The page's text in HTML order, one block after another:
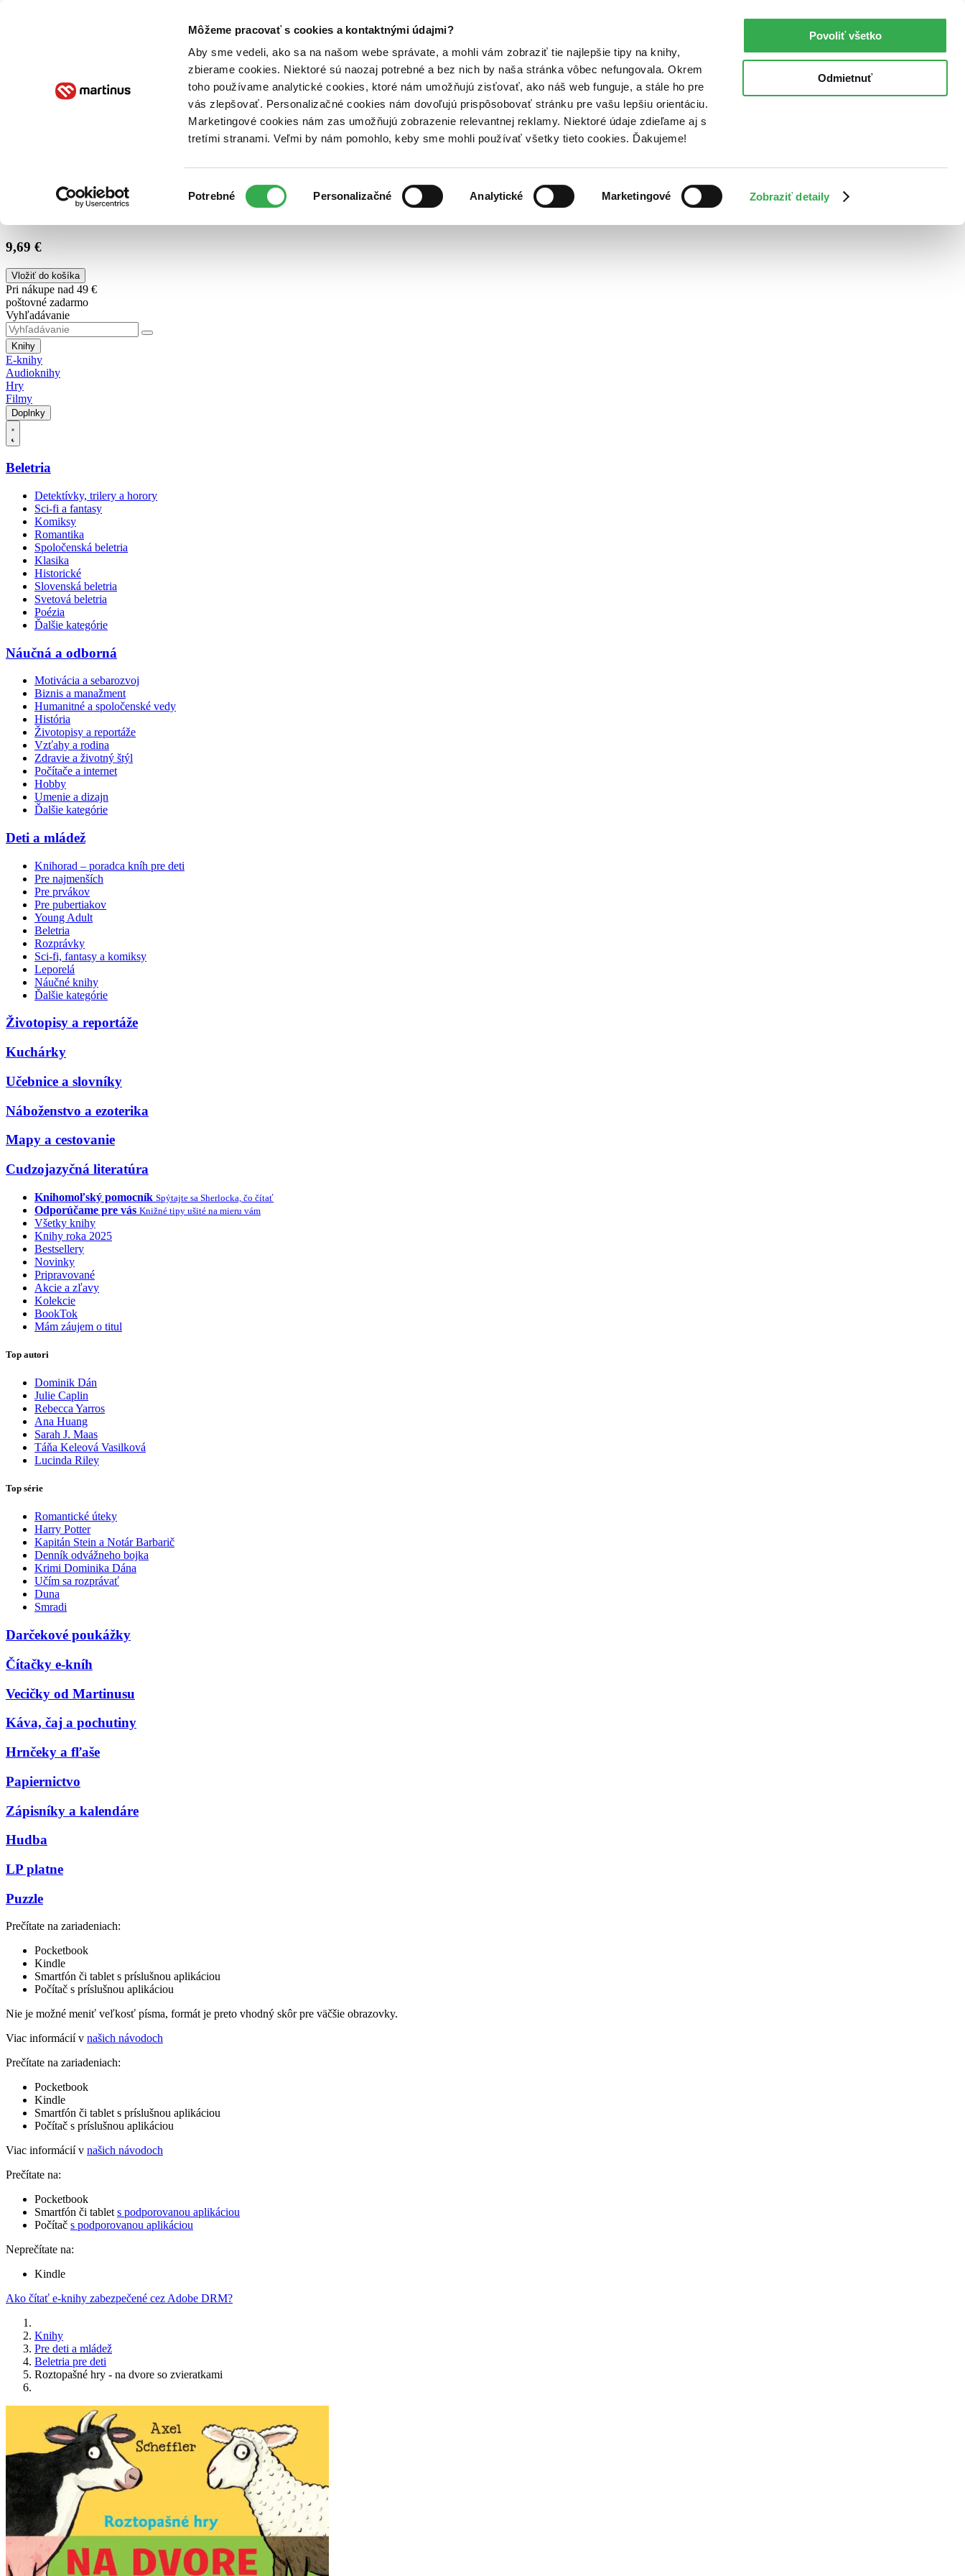
Môžeme pracovať s cookies a kontaktnými údajmi?
Aby sme vedeli, ako sa na našom webe správate, a mohli vám zobraziť tie najlepšie tipy na knihy,
zbierame cookies. Niektoré sú naozaj potrebné a bez nich by naša stránka vôbec nefungovala. Okrem
toho používame analytické cookies, ktoré nám umožňujú zisťovať, ako náš web funguje, a stále ho pre
vás zlepšovať. Personalizačné cookies nám dovoľujú prispôsobovať stránku pre vašu lepšiu orientáciu.
Marketingové cookies nám zas umožňujú zobrazenie relevantnej reklamy. Niektoré údaje zdieľame aj s
tretími stranami. Veľmi by nám pomohlo, keby sme mohli používať všetky tieto cookies. Ďakujeme!
súhlasu
Potrebné Personalizačné Analytické Marketingové Zobraziť detaily
Povoliť všetko
Odmietnuť
Poukážky Kontakt
9,69 €
Vložiť do košíka
Pri nákupe nad 49 €
poštovné zadarmo
Vyhľadávanie
Knihy
E-knihy
Audioknihy
Hry
Filmy
Doplnky
Beletria
Detektívky, trilery a horory
Sci-fi a fantasy
Komiksy
Romantika
Spoločenská beletria
Klasika
Historické
Slovenská beletria
Svetová beletria
Poézia
Ďalšie kategórie
Náučná a odborná
Motivácia a sebarozvoj
Biznis a manažment
Humanitné a spoločenské vedy
História
Životopisy a reportáže
Vzťahy a rodina
Zdravie a životný štýl
Počítače a internet
Hobby
Umenie a dizajn
Ďalšie kategórie
Deti a mládež
Knihorad – poradca kníh pre deti
Pre najmenších
Pre prvákov
Pre pubertiakov
Young Adult
Beletria
Rozprávky
Sci-fi, fantasy a komiksy
Leporelá
Náučné knihy
Ďalšie kategórie
Životopisy a reportáže
Kuchárky
Učebnice a slovníky
Náboženstvo a ezoterika
Mapy a cestovanie
Cudzojazyčná literatúra
Knihomoľský pomocník Spýtajte sa Sherlocka, čo čítať
Odporúčame pre vás Knižné tipy ušité na mieru vám
Všetky knihy
Knihy roka 2025
Bestsellery
Novinky
Pripravované
Akcie a zľavy
Kolekcie
BookTok
Mám záujem o titul
Top autori
Dominik Dán
Julie Caplin
Rebecca Yarros
Ana Huang
Sarah J. Maas
Táňa Keleová Vasilková
Lucinda Riley
Top série
Romantické úteky
Harry Potter
Kapitán Stein a Notár Barbarič
Denník odvážneho bojka
Krimi Dominika Dána
Učím sa rozprávať
Duna
Smradi
Darčekové poukážky
Čítačky e-kníh
Vecičky od Martinusu
Káva, čaj a pochutiny
Hrnčeky a fľaše
Papiernictvo
Zápisníky a kalendáre
Hudba
LP platne
Puzzle
Prečítate na zariadeniach:
Pocketbook
Kindle
Smartfón či tablet s príslušnou aplikáciou
Počítač s príslušnou aplikáciou
Nie je možné meniť veľkosť písma, formát je preto vhodný skôr pre väčšie obrazovky.
Viac informácií v našich návodoch
Prečítate na zariadeniach:
Pocketbook
Kindle
Smartfón či tablet s príslušnou aplikáciou
Počítač s príslušnou aplikáciou
Viac informácií v našich návodoch
Prečítate na:
Pocketbook
Smartfón či tablet s podporovanou aplikáciou
Počítač s podporovanou aplikáciou
Neprečítate na:
Kindle
Ako čítať e-knihy zabezpečené cez Adobe DRM?
Knihy
Pre deti a mládež
Beletria pre deti
Roztopašné hry - na dvore so zvieratkami